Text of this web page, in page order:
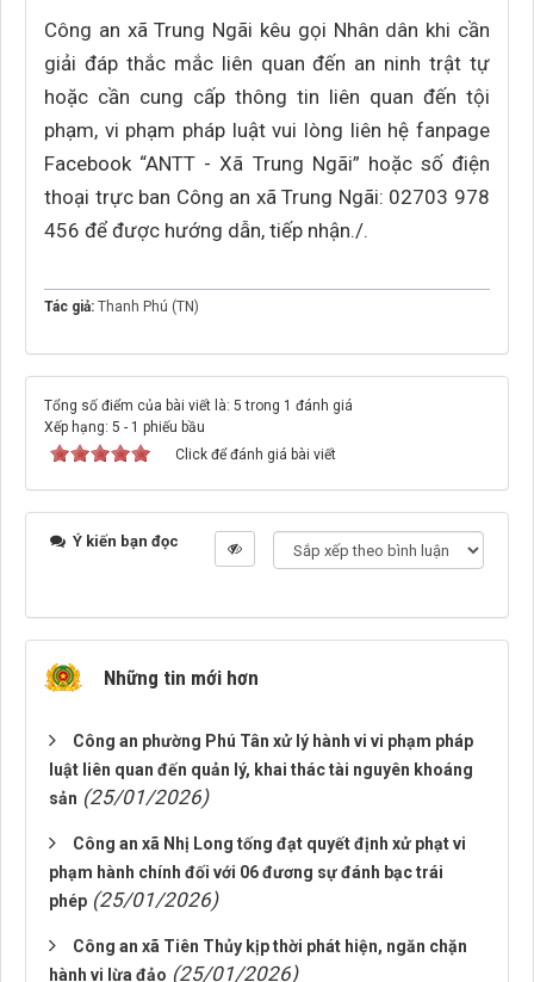
Công an xã Trung Ngãi kêu gọi Nhân dân khi cần
giải đáp thắc mắc liên quan đến an ninh trật tự
hoặc cần cung cấp thông tin liên quan đến tội
phạm, vi phạm pháp luật vui lòng liên hệ fanpage
Facebook “ANTT - Xã Trung Ngãi” hoặc số điện
thoại trực ban Công an xã Trung Ngãi: 02703 978
456 để được hướng dẫn, tiếp nhận./.
Tác giả: Thanh Phú (TN)
Tổng số điểm của bài viết là: 5 trong 1 đánh giá
Xếp hạng: 5 - 1 phiếu bầu
Click để đánh giá bài viết
Ý kiến bạn đọc
Những tin mới hơn
Công an phường Phú Tân xử lý hành vi vi phạm pháp
luật liên quan đến quản lý, khai thác tài nguyên khoáng
sản (25/01/2026)
Công an xã Nhị Long tống đạt quyết định xử phạt vi
phạm hành chính đối với 06 đương sự đánh bạc trái
phép (25/01/2026)
Công an xã Tiên Thủy kịp thời phát hiện, ngăn chặn
hành vi lừa đảo (25/01/2026)